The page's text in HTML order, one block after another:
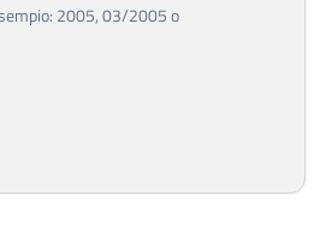
2005, 03/2005 o